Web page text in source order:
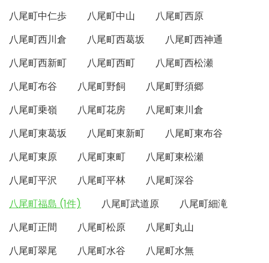
八尾町中仁歩
八尾町中山
八尾町西原
八尾町西川倉
八尾町西葛坂
八尾町西神通
八尾町西新町
八尾町西町
八尾町西松瀬
八尾町布谷
八尾町野飼
八尾町野須郷
八尾町乗嶺
八尾町花房
八尾町東川倉
八尾町東葛坂
八尾町東新町
八尾町東布谷
八尾町東原
八尾町東町
八尾町東松瀬
八尾町平沢
八尾町平林
八尾町深谷
八尾町福島 (1件)
八尾町武道原
八尾町細滝
八尾町正間
八尾町松原
八尾町丸山
八尾町翠尾
八尾町水谷
八尾町水無